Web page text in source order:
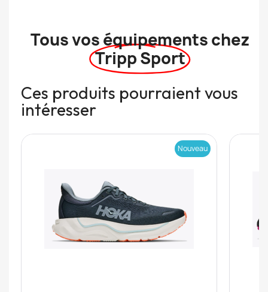
Tous vos équipements chez
Tripp Sport
Ces produits pourraient vous
intéresser
Nouveau